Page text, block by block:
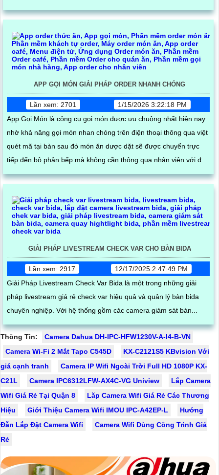
APP GỌI MÓN GIẢI PHÁP ORDER NHANH CHÓNG
Lần xem: 2701
1/15/2026 3:22:18 PM
App Gọi Món là công cụ gọi món được ưu chuộng nhất hiện nay
nhờ khả năng gọi món nhan chóng trên điện thoại thông qua việt
quét mã tại bàn sau đó món ăn dược dặt sẽ được chuyển trực
tiếp đến bộ phân bếp mà không cần thông qua nhân viên với độ
chính sát cao giúp khách hàng dể dàng cập nhật trạng thái món
GIẢI PHÁP LIVESTREAM CHECK VAR CHO BÀN BIDA
Lần xem: 2917
12/17/2025 2:47:49 PM
Giải Pháp Livestream Check Var Bida là một trong những giải
pháp livestream giá rẻ check var hiệu quả và quản lý bàn bida
chuyên nghiệp. Với hệ thống gồm các camera giám sát bàn...
Thông Tin:
Camera Dahua DH-IPC-HFW1230V-A-I4-B-VN
Camera Wi-Fi 2 Mắt Tapo C545D
KX-C2121S5 KBvision Với
giá cạnh tranh
Camera IP Wifi Ngoài Trời Full HD 1080P KX-
C21L
Camera IPC6312LFW-AX4C-VG Uniview
Lắp Camera
Wifi Giá Rẻ Tại Quận 8
Lăp Camera Wifi Giá Rẻ Các Thương
Hiệu
Giới Thiệu Camera Wifi IMOU IPC-A42EP-L
Hướng
Đẫn Lắp Đặt Camera Wifi
Camera Wifi Dùng Công Trình Giá
Rẻ